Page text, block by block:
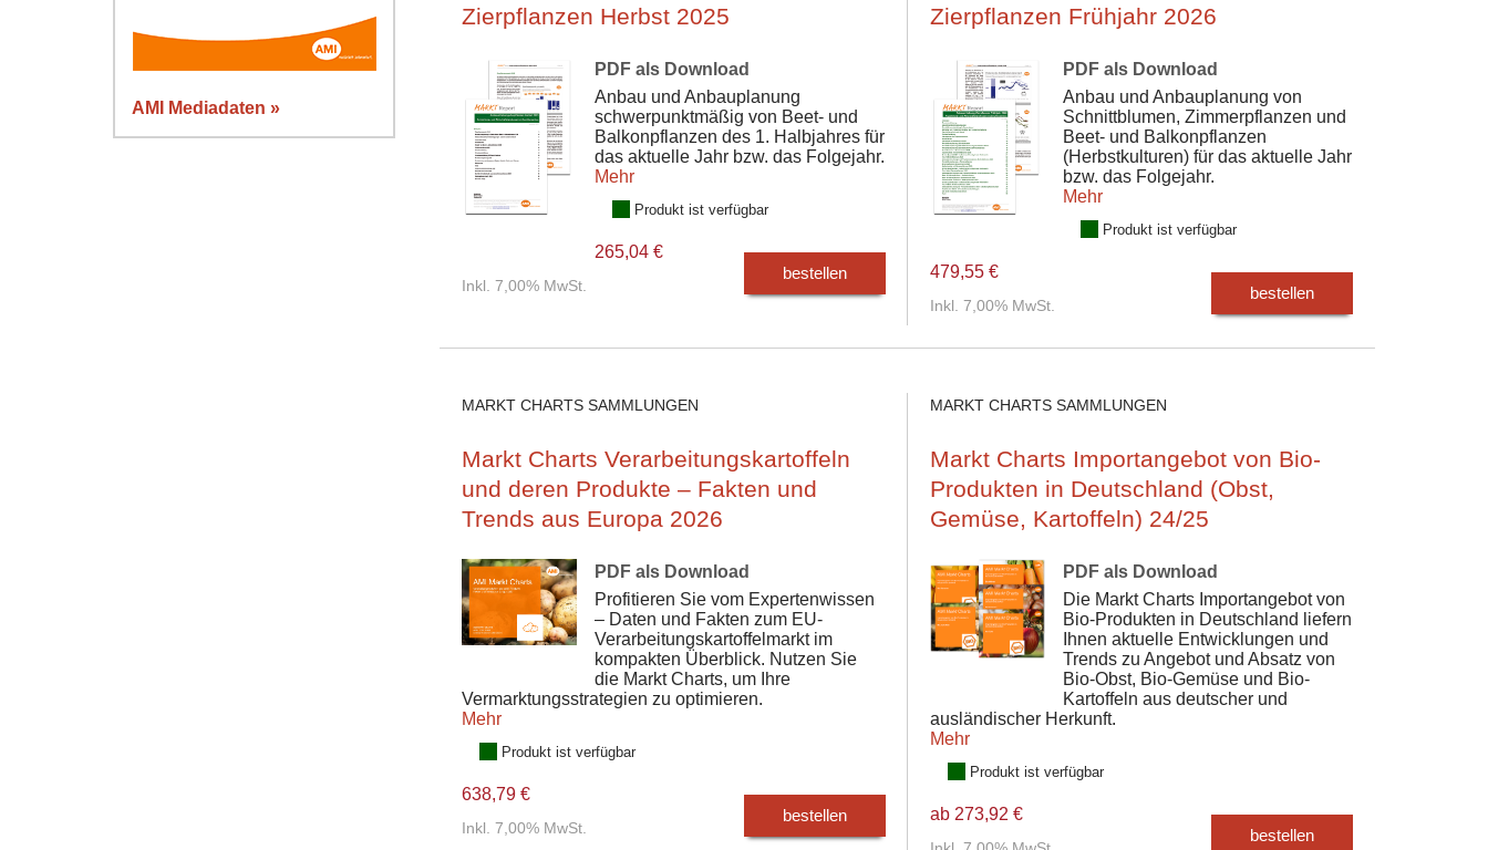
AMI Mediadaten »
Zierpflanzen Herbst 2025
PDF als Download
Anbau und Anbauplanung
schwerpunktmäßig von Beet- und
Balkonpflanzen des 1. Halbjahres für
das aktuelle Jahr bzw. das Folgejahr.
Mehr
Produkt ist verfügbar
265,04 €
Inkl. 7,00% MwSt.
bestellen
Zierpflanzen Frühjahr 2026
PDF als Download
Anbau und Anbauplanung von
Schnittblumen, Zimmerpflanzen und
Beet- und Balkonpflanzen
(Herbstkulturen) für das aktuelle Jahr
bzw. das Folgejahr.
Mehr
Produkt ist verfügbar
479,55 €
Inkl. 7,00% MwSt.
bestellen
MARKT CHARTS SAMMLUNGEN
Markt Charts Verarbeitungskartoffeln
und deren Produkte – Fakten und
Trends aus Europa 2026
PDF als Download
Profitieren Sie vom Expertenwissen
– Daten und Fakten zum EU-
Verarbeitungskartoffelmarkt im
kompakten Überblick. Nutzen Sie
die Markt Charts, um Ihre
Vermarktungsstrategien zu optimieren.
Mehr
Produkt ist verfügbar
638,79 €
Inkl. 7,00% MwSt.
bestellen
MARKT CHARTS SAMMLUNGEN
Markt Charts Importangebot von Bio-
Produkten in Deutschland (Obst,
Gemüse, Kartoffeln) 24/25
PDF als Download
Die Markt Charts Importangebot von
Bio-Produkten in Deutschland liefern
Ihnen aktuelle Entwicklungen und
Trends zu Angebot und Absatz von
Bio-Obst, Bio-Gemüse und Bio-
Kartoffeln aus deutscher und
ausländischer Herkunft.
Mehr
Produkt ist verfügbar
ab 273,92 €
bestellen